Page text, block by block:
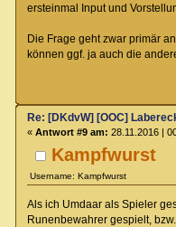
ersteinmal Input und
Die Frage geht zwar primär
können ggf. ja auch die
Kampfwurst
Username: Kampfwurst
Re: [DKdvW] [OOC]
« Antwort #9 am: 28.11.2016 |
Als ich Umdaar als Spieler
Runenbewahrer gespielt,